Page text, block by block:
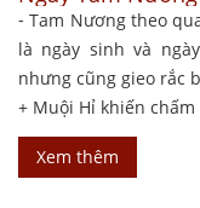
⁃ Tam Nương theo
là ngày sinh và
nhưng cũng gieo rắc
+ Muội Hỉ khiến
Xem thêm